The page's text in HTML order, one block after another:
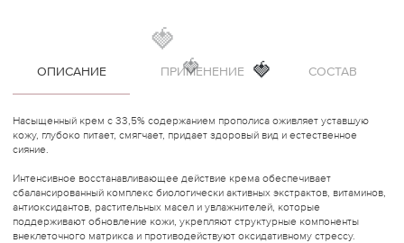
ОПИСАНИЕ ПРИМЕНЕНИЕ СОСТАВ
Насыщенный крем с 33,5% содержанием прополиса оживляет уставшую
кожу, глубоко питает, смягчает, придает здоровый вид и естественное
сияние.
Интенсивное восстанавливающее действие крема обеспечивает
сбалансированный комплекс биологически активных экстрактов, витаминов,
антиоксидантов, растительных масел и увлажнителей, которые
поддерживают обновление кожи, укрепляют структурные компоненты
внеклеточного матрикса и противодействуют оксидативному стрессу.
🍓
🍓 🍓